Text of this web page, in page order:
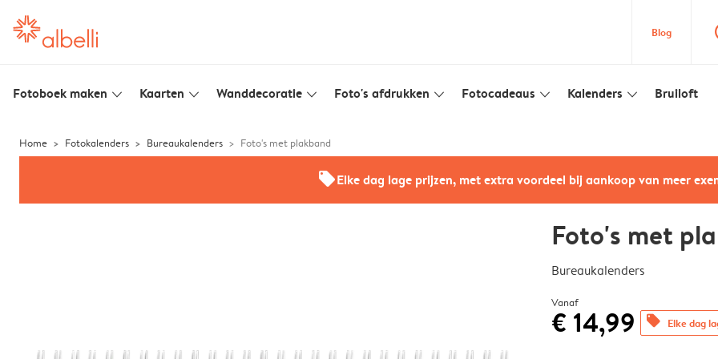
Blog
Fotoboek maken slim_arrow_down Kaarten slim_arrow_down Wanddecoratie slim_arrow_down Foto's afdrukken slim_arrow_down Fotocadeaus slim_arrow_down Kalenders slim_arrow_down Bruiloft
Home Fotokalenders Bureaukalenders Foto's met plakband
offersElke dag lage prijzen, met extra voordeel bij aankoop van meer
Foto's met
Bureaukalenders
Vanaf
€ 14,99 offers Elke dag